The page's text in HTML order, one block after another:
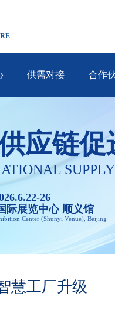
供需对接 合作
应链促
26
际展览中心 顺义馆
Center (Shunyi Venue), Beijing
慧工厂升级